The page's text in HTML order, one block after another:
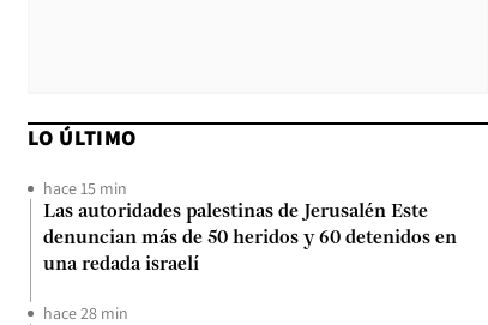
LO ÚLTIMO
hace 15 min
Las autoridades palestinas de Jerusalén Este
denuncian más de 50 heridos y 60 detenidos en
una redada israelí
hace 28 min